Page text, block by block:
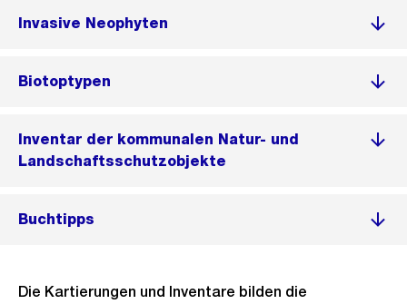
Invasive Neophyten
Biotoptypen
Inventar der kommunalen Natur- und
Landschaftsschutzobjekte
Buchtipps
Die Kartierungen und Inventare bilden die